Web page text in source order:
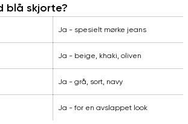
blå skjorte?
Ja - spesielt mørke jeans
Ja - beige, khaki, oliven
Ja - grå, sort, navy
Ja - for en avslappet look